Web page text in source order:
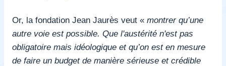
Or, la fondation Jean Jaurès veut « montrer qu’une
autre voie est possible. Que l'austérité n'est pas
obligatoire mais idéologique et qu’on est en mesure
de faire un budget de manière sérieuse et crédible